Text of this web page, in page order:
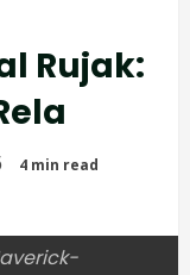
Rujak:
4 min read